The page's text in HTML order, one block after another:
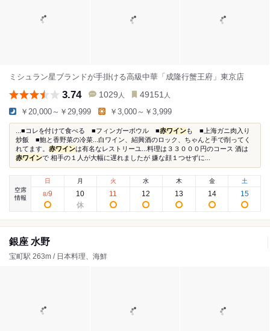
ミシュラン星ブランドが手掛ける高級中華「成隆行蟹王府」東京店
3.74 1029 人 49151 人
￥20,000～￥29,999 ￥3,000～￥3,999
...■コレを付けて食べる ■フィンガーボウル ■赤ワインも ■上海ガニ肉入り
炒飯 ■鮑と香野菜の冷菜...白ワイン、紹興酒のロック、ちゃんと手で削ってく
れてます。 赤ワインは有名なレストリーユ...料理は３３０００円のコース 酒は
赤ワインで 相手の１人が大幅に遅れましたが 嫌な顔１つせずに...
空席
情報
日
8/9
月
10
火
11
水
12
木
13
金
14
土
15
銀座 水野
宝町駅 263m / 日本料理、海鮮